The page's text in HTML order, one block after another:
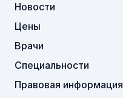
Новости
Цены
Врачи
Специальности
Правовая информация